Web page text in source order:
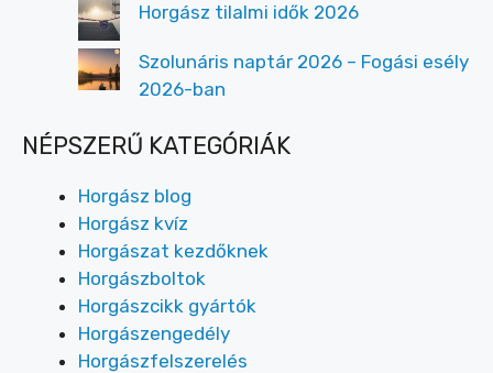
Horgász tilalmi idők 2026
Szolunáris naptár 2026 – Fogási esély
2026-ban
NÉPSZERŰ KATEGÓRIÁK
Horgász blog
Horgász kvíz
Horgászat kezdőknek
Horgászboltok
Horgászcikk gyártók
Horgászengedély
Horgászfelszerelés